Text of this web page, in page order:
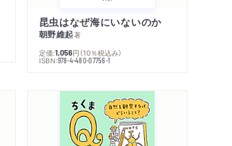
昆虫はなぜ海にいないのか
朝野維起著
定価:1,056円 （10％税込み）
ISBN:978-4-480-07756-1